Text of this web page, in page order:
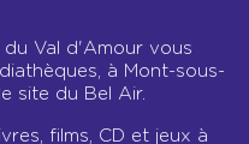
du Val d'Amour vous
à Mont-sous-
site du Bel Air.
films, CD et jeux à